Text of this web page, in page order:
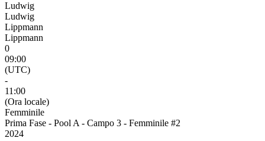
Ludwig
Ludwig
Lippmann
Lippmann
0
09:00
(UTC)
-
11:00
(Ora locale)
Femminile
Prima Fase - Pool A - Campo 3 - Femminile #2
2024